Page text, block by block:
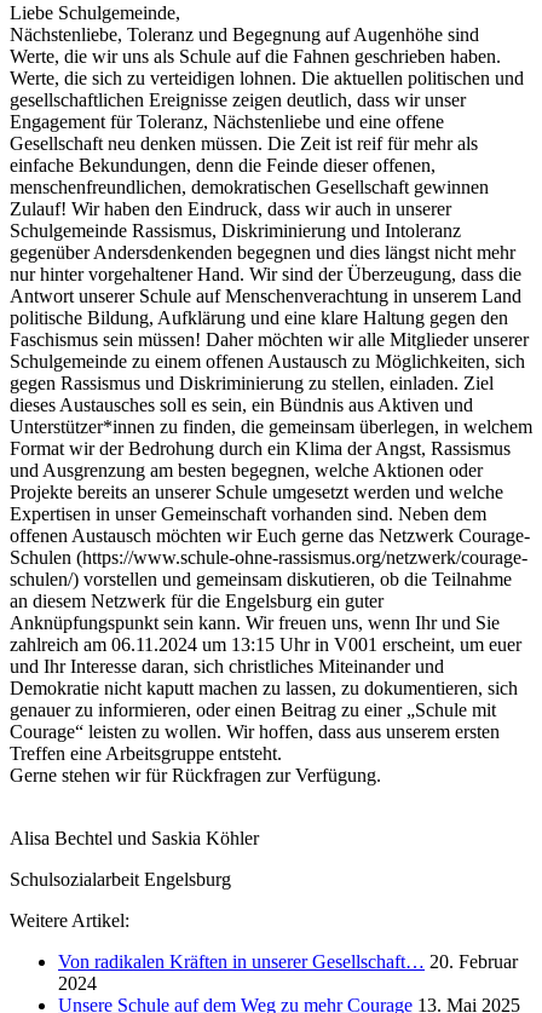
Liebe Schulgemeinde,
Nächstenliebe, Toleranz und Begegnung auf Augenhöhe sind
Werte, die wir uns als Schule auf die Fahnen geschrieben haben.
Werte, die sich zu verteidigen lohnen. Die aktuellen politischen und
gesellschaftlichen Ereignisse zeigen deutlich, dass wir unser
Engagement für Toleranz, Nächstenliebe und eine offene
Gesellschaft neu denken müssen. Die Zeit ist reif für mehr als
einfache Bekundungen, denn die Feinde dieser offenen,
menschenfreundlichen, demokratischen Gesellschaft gewinnen
Zulauf! Wir haben den Eindruck, dass wir auch in unserer
Schulgemeinde Rassismus, Diskriminierung und Intoleranz
gegenüber Andersdenkenden begegnen und dies längst nicht mehr
nur hinter vorgehaltener Hand. Wir sind der Überzeugung, dass die
Antwort unserer Schule auf Menschenverachtung in unserem Land
politische Bildung, Aufklärung und eine klare Haltung gegen den
Faschismus sein müssen! Daher möchten wir alle Mitglieder unserer
Schulgemeinde zu einem offenen Austausch zu Möglichkeiten, sich
gegen Rassismus und Diskriminierung zu stellen, einladen. Ziel
dieses Austausches soll es sein, ein Bündnis aus Aktiven und
Unterstützer*innen zu finden, die gemeinsam überlegen, in welchem
Format wir der Bedrohung durch ein Klima der Angst, Rassismus
und Ausgrenzung am besten begegnen, welche Aktionen oder
Projekte bereits an unserer Schule umgesetzt werden und welche
Expertisen in unser Gemeinschaft vorhanden sind. Neben dem
offenen Austausch möchten wir Euch gerne das Netzwerk Courage-
Schulen (https://www.schule-ohne-rassismus.org/netzwerk/courage-
schulen/) vorstellen und gemeinsam diskutieren, ob die Teilnahme
an diesem Netzwerk für die Engelsburg ein guter
Anknüpfungspunkt sein kann. Wir freuen uns, wenn Ihr und Sie
zahlreich am 06.11.2024 um 13:15 Uhr in V001 erscheint, um euer
und Ihr Interesse daran, sich christliches Miteinander und
Demokratie nicht kaputt machen zu lassen, zu dokumentieren, sich
genauer zu informieren, oder einen Beitrag zu einer „Schule mit
Courage“ leisten zu wollen. Wir hoffen, dass aus unserem ersten
Treffen eine Arbeitsgruppe entsteht.
Gerne stehen wir für Rückfragen zur Verfügung.
Alisa Bechtel und Saskia Köhler
Schulsozialarbeit Engelsburg
Weitere Artikel:
Von radikalen Kräften in unserer Gesellschaft… 20. Februar
2024
Unsere Schule auf dem Weg zu mehr Courage 13. Mai 2025